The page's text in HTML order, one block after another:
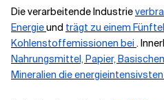
Die verarbeitende Industrie
Energieund trägt zu einem
Kohlenstoffemissionen bei .
Nahrungsmittel, Papier,
Mineralien die